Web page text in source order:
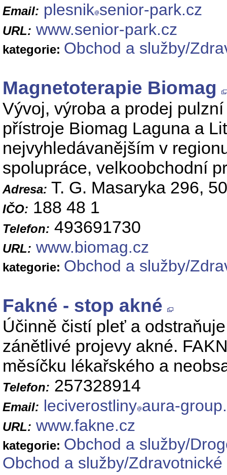
Email: plesnik senior-park.cz
URL: www.senior-park.cz
kategorie: Obchod a služby/
Magnetoterapie Biomag
Vývoj, výroba a prodej
přístroje Biomag Laguna a
nejvyhledávanějším v
spolupráce, velkoobchodní
Adresa: T. G. Masaryka 296,
IČO: 188 48 1
Telefon: 493691730
URL: www.biomag.cz
kategorie: Obchod a služby/
Fakné - stop akné
Účinně čistí pleť a
zánětlivé projevy akné.
měsíčku lékařského a
Telefon: 257328914
Email: leciverostliny aura-
URL: www.fakne.cz
kategorie: Obchod a služby/
Obchod a služby/